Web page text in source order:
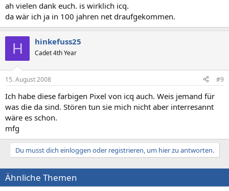
ah vielen dank euch. is wirklich icq.
da wär ich ja in 100 jahren net draufgekommen.
H hinkefuss25
Cadet 4th Year
15. August 2008 #9
Ich habe diese farbigen Pixel von icq auch. Weis jemand für
was die da sind. Stören tun sie mich nicht aber interresannt
wäre es schon.
mfg
Du musst dich einloggen oder registrieren, um hier zu antworten.
Ähnliche Themen